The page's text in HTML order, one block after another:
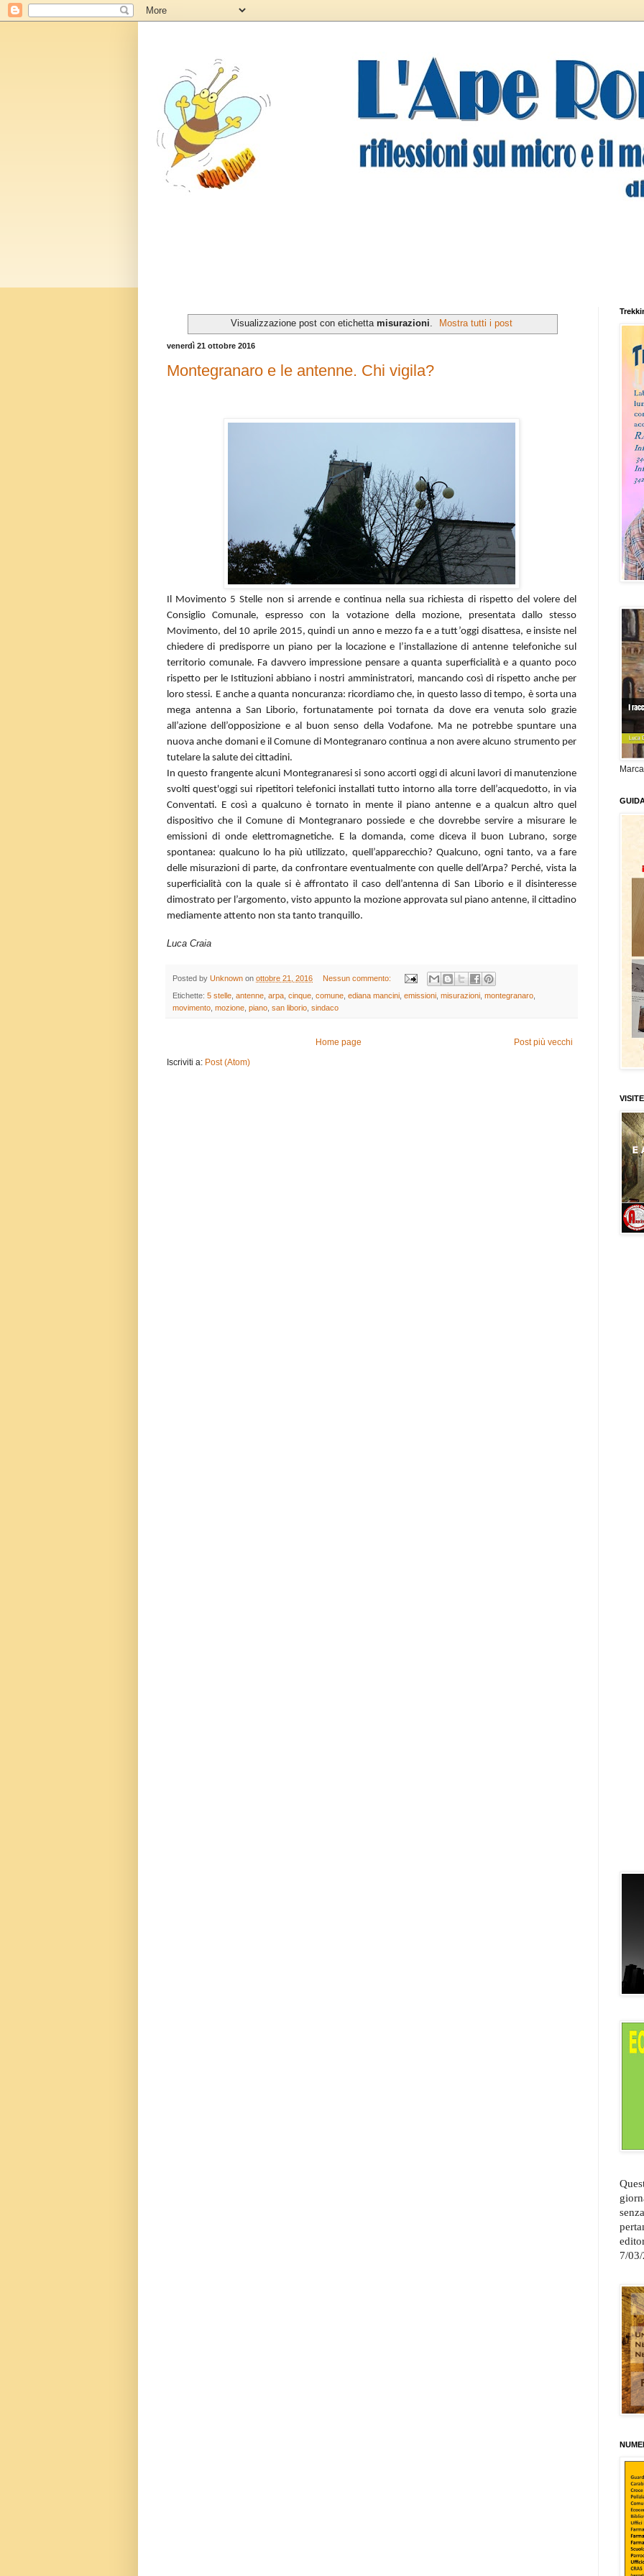
Visualizzazione post con etichetta misurazioni Mostra tutti i post
venerdì 21 ottobre 2016
Montegranaro e le antenne. Chi vigila?
Il Movimento 5 Stelle non si arrende e continua nella sua richiesta di rispetto del volere del
Consiglio Comunale, espresso con la votazione della mozione, presentata dallo stesso
Movimento, del 10 aprile 2015, quindi un anno e mezzo fa e a tutt’oggi disattesa, e insiste nel
chiedere di predisporre un piano per la locazione e l’installazione di antenne telefoniche sul
territorio comunale. Fa davvero impressione pensare a quanta superficialità e a quanto poco
rispetto per le Istituzioni abbiano i nostri amministratori, mancando così di rispetto anche per
loro stessi. E anche a quanta noncuranza: ricordiamo che, in questo lasso di tempo, è sorta una
mega antenna a San Liborio, fortunatamente poi tornata da dove era venuta solo grazie
all’azione dell’opposizione e al buon senso della Vodafone. Ma ne potrebbe spuntare una
nuova anche domani e il Comune di Montegranaro continua a non avere alcuno strumento per
tutelare la salute dei cittadini.
In questo frangente alcuni Montegranaresi si sono accorti oggi di alcuni lavori di manutenzione
svolti quest'oggi sui ripetitori telefonici installati tutto intorno alla torre dell’acquedotto, in via
Conventati. E così a qualcuno è tornato in mente il piano antenne e a qualcun altro quel
dispositivo che il Comune di Montegranaro possiede e che dovrebbe servire a misurare le
emissioni di onde elettromagnetiche. E la domanda, come diceva il buon Lubrano, sorge
spontanea: qualcuno lo ha più utilizzato, quell’apparecchio? Qualcuno, ogni tanto, va a fare
delle misurazioni di parte, da confrontare eventualmente con quelle dell’Arpa? Perché, vista la
superficialità con la quale si è affrontato il caso dell’antenna di San Liborio e il disinteresse
dimostrato per l’argomento, visto appunto la mozione approvata sul piano antenne, il cittadino
mediamente attento non sta tanto tranquillo.
Luca Craia
Posted by Unknown on ottobre 21, 2016 Nessun commento:
Etichette: 5 stelle antenne arpa cinque comune ediana mancini emissioni misurazioni montegranaro
movimento mozione piano san liborio sindaco
Post più vecchi
Home page
Iscriviti a: Post (Atom)
Marca
VISITE
7/